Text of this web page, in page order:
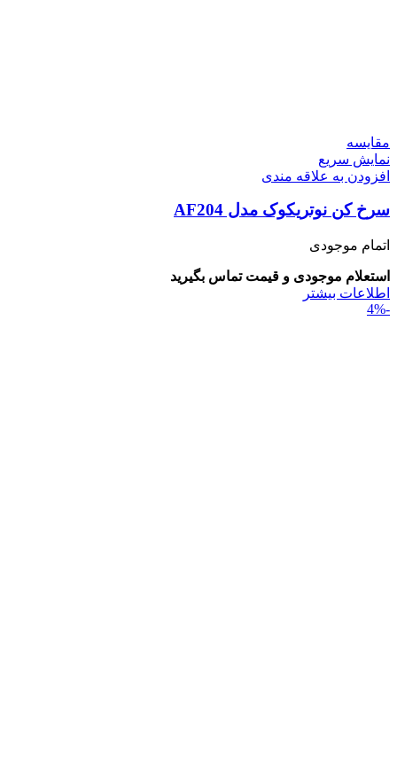
مقايسه
نمایش سریع
افزودن به علاقه مندی
سرخ کن نوتریکوک مدل AF204
اتمام موجودی
استعلام موجودی و قیمت تماس بگیرید
اطلاعات بیشتر
-4%